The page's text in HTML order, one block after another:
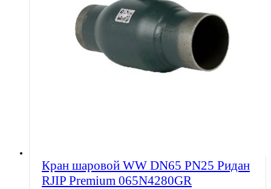
Кран шаровой WW DN65 PN25 Ридан
RJIP Premium 065N4280GR